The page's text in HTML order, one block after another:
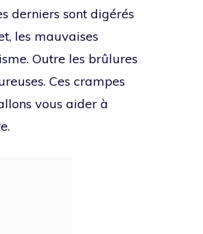
derniers sont digérés
les mauvaises
Outre les brûlures
Ces crampes
vous aider à